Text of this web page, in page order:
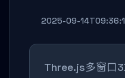
2025-09-
Three.js多窗口